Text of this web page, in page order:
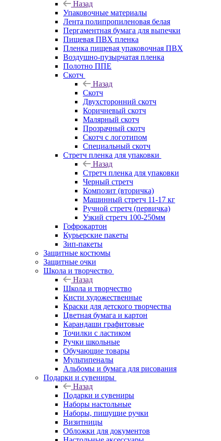
Назад
Упаковочные материалы
Лента полипропиленовая белая
Пергаментная бумага для выпечки
Пищевая ПВХ пленка
Пленка пищевая упаковочная ПВХ
Воздушно-пузырчатая пленка
Полотно ППЕ
Скотч
Назад
Скотч
Двухсторонний скотч
Коричневый скотч
Малярный скотч
Прозрачный скотч
Скотч с логотипом
Специальный скотч
Стретч пленка для упаковки
Назад
Стретч пленка для упаковки
Черный стретч
Композит (вторичка)
Машинный стретч 11-17 кг
Ручной стретч (первичка)
Узкий стретч 100-250мм
Гофрокартон
Курьерские пакеты
Зип-пакеты
Защитные костюмы
Защитные очки
Школа и творчество
Назад
Школа и творчество
Кисти художественные
Краски для детского творчества
Цветная бумага и картон
Карандаши графитовые
Точилки с ластиком
Ручки школьные
Обучающие товары
Мультипеналы
Альбомы и бумага для рисования
Подарки и сувениры
Назад
Подарки и сувениры
Наборы настольные
Наборы, пишущие ручки
Визитницы
Обложки для документов